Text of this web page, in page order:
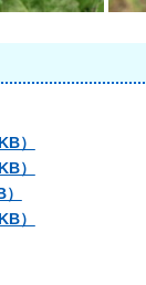
）
）
）